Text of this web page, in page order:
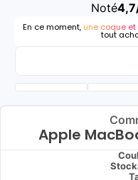
Noté
En ce moment, une coque
tout
Apple